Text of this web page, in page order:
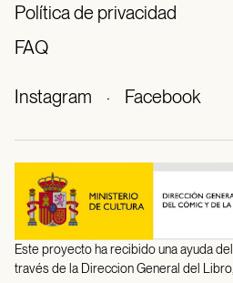
Política de privacidad
FAQ
Instagram · Facebook
Este proyecto ha recibido una ayuda
través de la Direccion General del